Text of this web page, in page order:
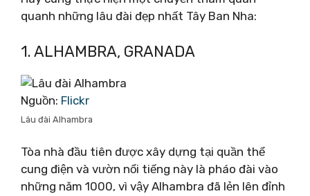
quanh những lâu đài đẹp nhất Tây Ban Nha:
1. ALHAMBRA, GRANADA
Nguồn: Flickr
Lâu đài Alhambra
Tòa nhà đầu tiên được xây dựng tại quần thể
cung điện và vườn nổi tiếng này là pháo đài vào
những năm 1000, vì vậy Alhambra đã lẻn lên đỉnh